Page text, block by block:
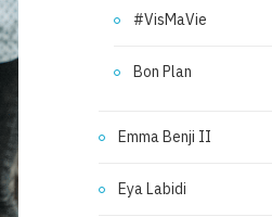
#VisMaVie
Bon Plan
Emma Benji II
Eya Labidi